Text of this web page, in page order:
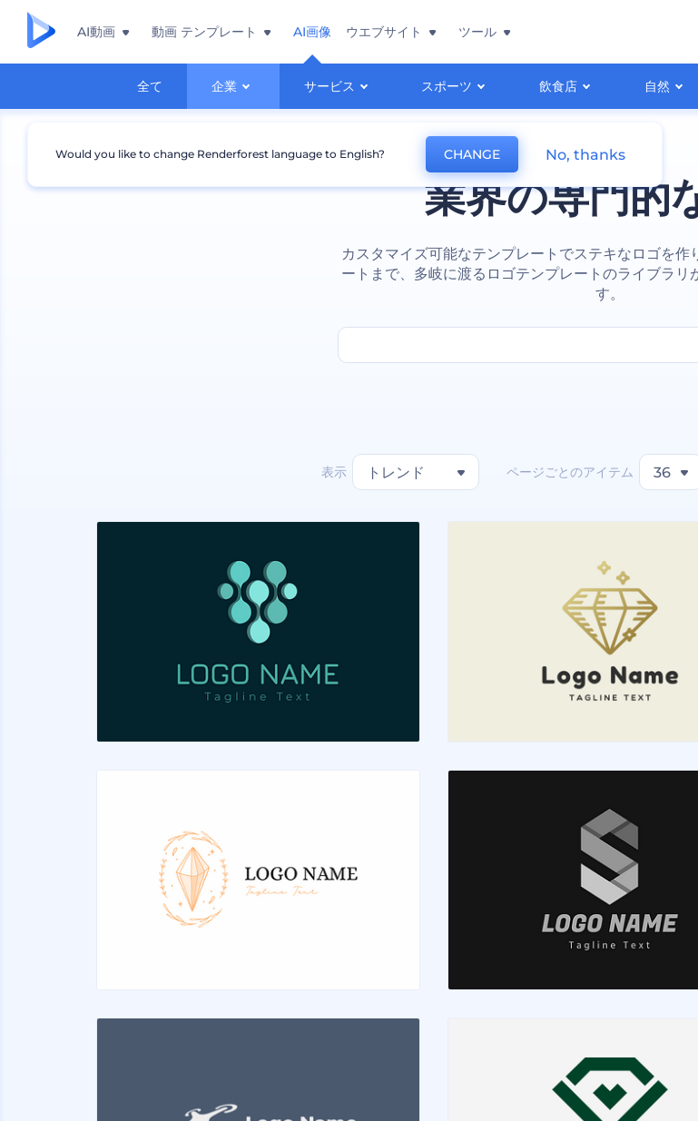
AI動画 動画 テンプレート AI画像
全て 企業 サービス スポーツ 飲食店 自然
ウエブサイト ツール
業界の専門的
カスタマイズ可能なテンプレートでステキなロゴを作
ートまで、多岐に渡るロゴテンプレートのライブラリ
す。
表示 トレンド ページごとのアイテム 36
Would you like to change Renderforest language to English? CHANGE No, thanks